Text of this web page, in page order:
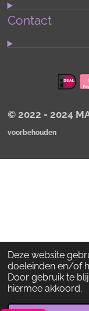
Deze website
doeleinden en/of
Door gebruik te
hiermee akkoord.
s
Contact
© 2022 - 2024
voorbehouden